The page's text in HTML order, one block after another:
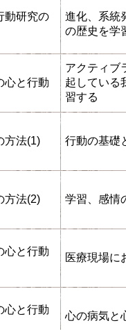
動研究の
進化、系統
の歴史を学
心と行動
アクティブ
起している
習する
方法(1) 行動の基礎
方法(2) 学習、感情
心と行動
医療現場に
心と行動
心の病気と